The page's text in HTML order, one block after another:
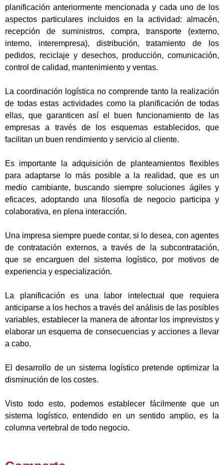
planificación anteriormente mencionada y cada uno de los
aspectos particulares incluidos en la actividad: almacén,
recepción de suministros, compra, transporte (externo,
interno, interempresa), distribución, tratamiento de los
pedidos, reciclaje y desechos, producción, comunicación,
control de calidad, mantenimiento y ventas.
La coordinación logística no comprende tanto la realización
de todas estas actividades como la planificación de todas
ellas, que garanticen así el buen funcionamiento de las
empresas a través de los esquemas establecidos, que
facilitan un buen rendimiento y servicio al cliente.
Es importante la adquisición de planteamientos flexibles
para adaptarse lo más posible a la realidad, que es un
medio cambiante, buscando siempre soluciones ágiles y
eficaces, adoptando una filosofía de negocio participa y
colaborativa, en plena interacción.
Una impresa siempre puede contar, si lo desea, con agentes
de contratación externos, a través de la subcontratación,
que se encarguen del sistema logístico, por motivos de
experiencia y especialización.
La planificación es una labor intelectual que requiera
anticiparse a los hechos a través del análisis de las posibles
variables, establecer la manera de afrontar los imprevistos y
elaborar un esquema de consecuencias y acciones a llevar
a cabo.
El desarrollo de un sistema logístico pretende optimizar la
disminución de los costes.
Visto todo esto, podemos establecer fácilmente que un
sistema logístico, entendido en un sentido amplio, es la
columna vertebral de todo negocio.